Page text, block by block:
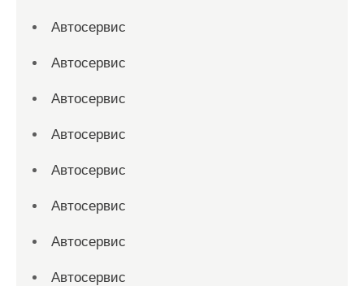
Автосервис
Автосервис
Автосервис
Автосервис
Автосервис
Автосервис
Автосервис
Автосервис